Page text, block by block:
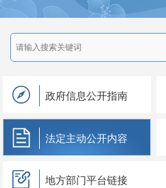
政府信息公开指南
法定主动公开内容
地方部门平台链接